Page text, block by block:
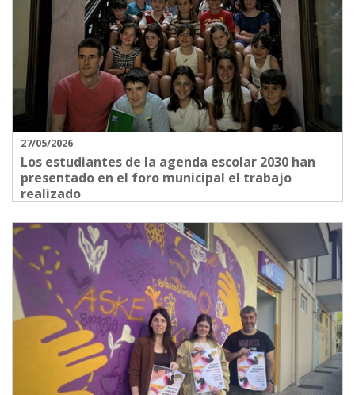
27/05/2026
Los estudiantes de la agenda escolar 2030 han
presentado en el foro municipal el trabajo
realizado